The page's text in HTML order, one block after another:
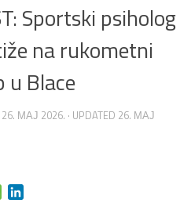
Sportski psiholog
na rukometni
u Blace
26. МАЈ 2026. · UPDATED 26. МАЈ
Message